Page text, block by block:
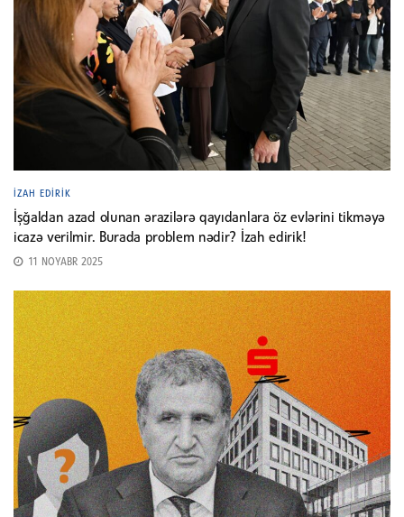
İZAH EDIRIK
İşğaldan azad olunan ərazilərə qayıdanlara öz evlərini tikməyə
icazə verilmir. Burada problem nədir? İzah edirik!
11 NOYABR 2025